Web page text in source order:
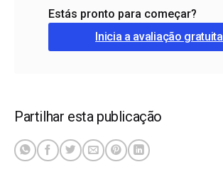
Estás pronto para começar?
Inicia a avaliação gratuita
Partilhar esta publicação